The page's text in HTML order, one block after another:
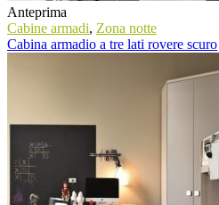
Anteprima
Cabine armadi, Zona notte
Cabina armadio a tre lati rovere scuro